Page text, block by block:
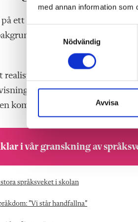
med annan information som
c
s
a
Nödvändig
Avvisa
på ett nationellt
nå dit krävs både
realistiska sättet för dem att få
för andraspråkselever
kompensatorisk åtgärd i
i vår granskning av
språksveket i skolan
”Vi står handfallna”